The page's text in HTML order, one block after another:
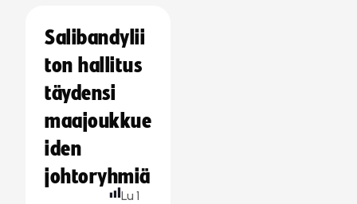
Salibandylii
ton hallitus
täydensi
maajoukkue
iden
johtoryhmiä
Lu 1